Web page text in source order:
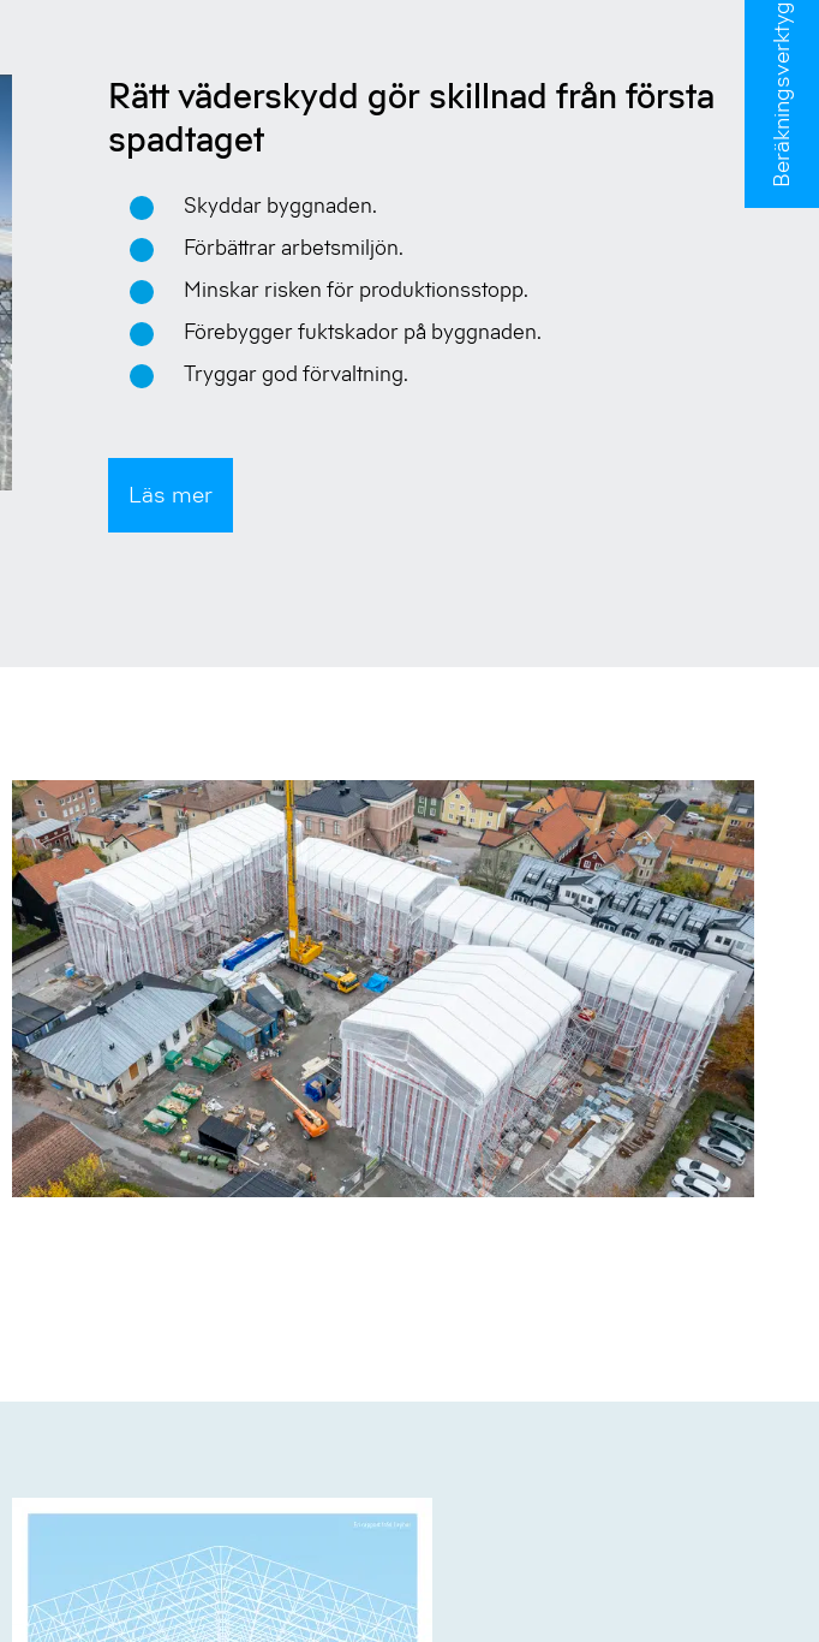
Beräkningsverktyg
Rätt väderskydd gör skillnad från första
spadtaget
Skyddar byggnaden.
Förbättrar arbetsmiljön.
Minskar risken för produktionsstopp.
Förebygger fuktskador på byggnaden.
Tryggar god förvaltning.
Läs mer